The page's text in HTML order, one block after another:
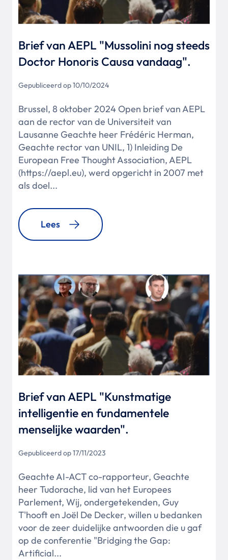
Brief van AEPL "Mussolini nog steeds
Doctor Honoris Causa vandaag".
Gepubliceerd op 10/10/2024
Brussel, 8 oktober 2024 Open brief van AEPL
aan de rector van de Universiteit van
Lausanne Geachte heer Frédéric Herman,
Geachte rector van UNIL, 1) Inleiding De
European Free Thought Association, AEPL
(https://aepl.eu), werd opgericht in 2007 met
als doel...
Lees
Brief van AEPL "Kunstmatige
intelligentie en fundamentele
menselijke waarden".
Gepubliceerd op 17/11/2023
Geachte AI-ACT co-rapporteur, Geachte
heer Tudorache, lid van het Europees
Parlement, Wij, ondergetekenden, Guy
T'hooft en Joël De Decker, willen u bedanken
voor de zeer duidelijke antwoorden die u gaf
op de conferentie "Bridging the Gap:
Artificial...